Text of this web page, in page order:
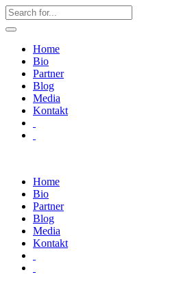
Home
Bio
Partner
Blog
Media
Kontakt
Home
Bio
Partner
Blog
Media
Kontakt